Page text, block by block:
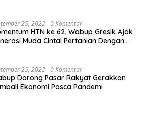
25, 2022 0 Komentar
HTN ke 62, Wabup Gresik Ajak
Muda Cintai Pertanian Dengan
25, 2022 0 Komentar
Dorong Pasar Rakyat Gerakkan
Ekonomi Pasca Pandemi